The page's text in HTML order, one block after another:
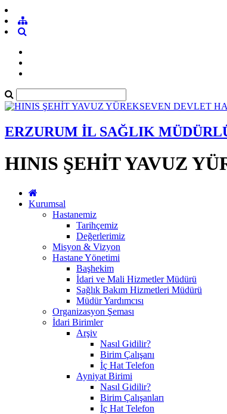
ERZURUM İL SAĞLIK
HINIS ŞEHİT YAVUZ
Kurumsal
Hastanemiz
Tarihçemiz
Değerlerimiz
Misyon & Vizyon
Hastane Yönetimi
Başhekim
İdari ve Mali Hizmetler Müdürü
Sağlık Bakım Hizmetleri Müdürü
Müdür Yardımcısı
Organizasyon Şeması
İdari Birimler
Arşiv
Nasıl Gidilir?
Birim Çalışanı
İç Hat Telefon
Ayniyat Birimi
Nasıl Gidilir?
Birim Çalışanları
İç Hat Telefon